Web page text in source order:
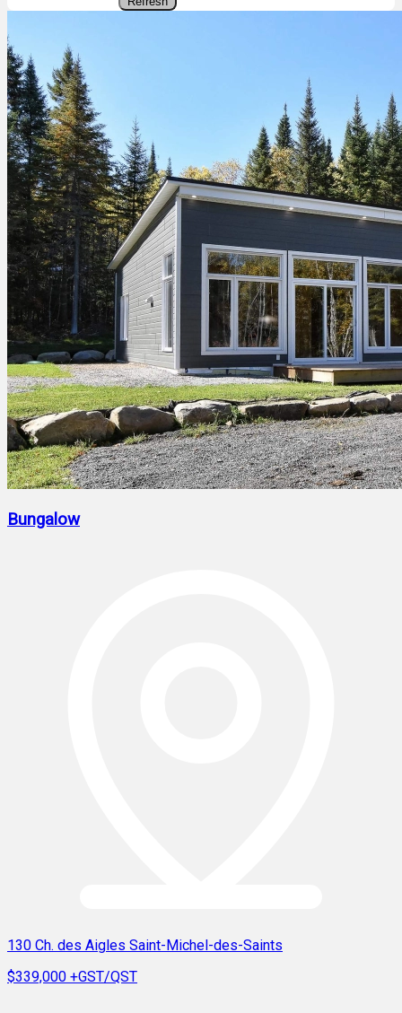
Bungalow
130 Ch. des Aigles Saint-Michel-des-Saints
$339,000 +GST/QST